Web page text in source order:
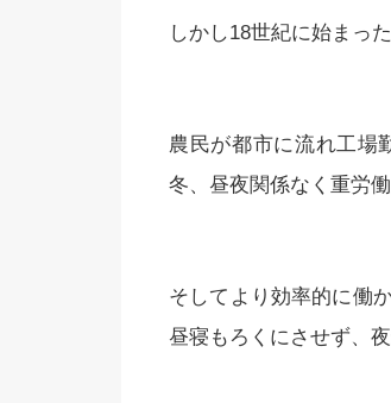
しかし18世紀に始まっ
農民が都市に流れ工場
冬、昼夜関係なく重労
そしてより効率的に働
昼寝もろくにさせず、